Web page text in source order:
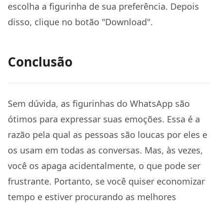
escolha a figurinha de sua preferência. Depois
disso, clique no botão "Download".
Conclusão
Sem dúvida, as figurinhas do WhatsApp são
ótimos para expressar suas emoções. Essa é a
razão pela qual as pessoas são loucas por eles e
os usam em todas as conversas. Mas, às vezes,
você os apaga acidentalmente, o que pode ser
frustrante. Portanto, se você quiser economizar
tempo e estiver procurando as melhores